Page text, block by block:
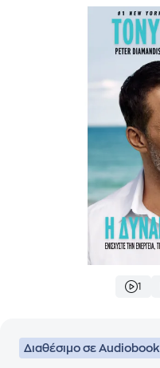
1
Διαθέσιμο σε Audiobook